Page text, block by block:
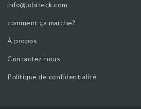
info@jobiteck.com
comment ça marche?
À propos
Contactez-nous
Politique de confidentialité